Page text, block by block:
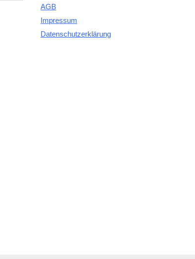
AGB
Impressum
Datenschutzerklärung